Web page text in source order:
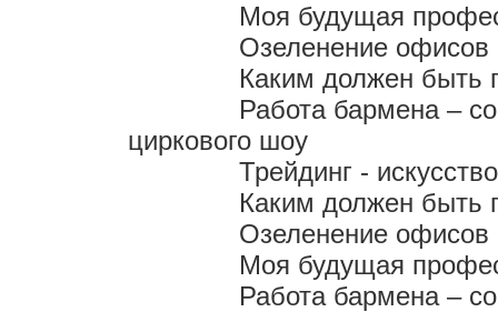
Моя будущая
Озеленение офисов
Каким должен быть
Работа бармена –
циркового шоу
Трейдинг -
Каким должен быть
Озеленение офисов
Моя будущая
Работа бармена –